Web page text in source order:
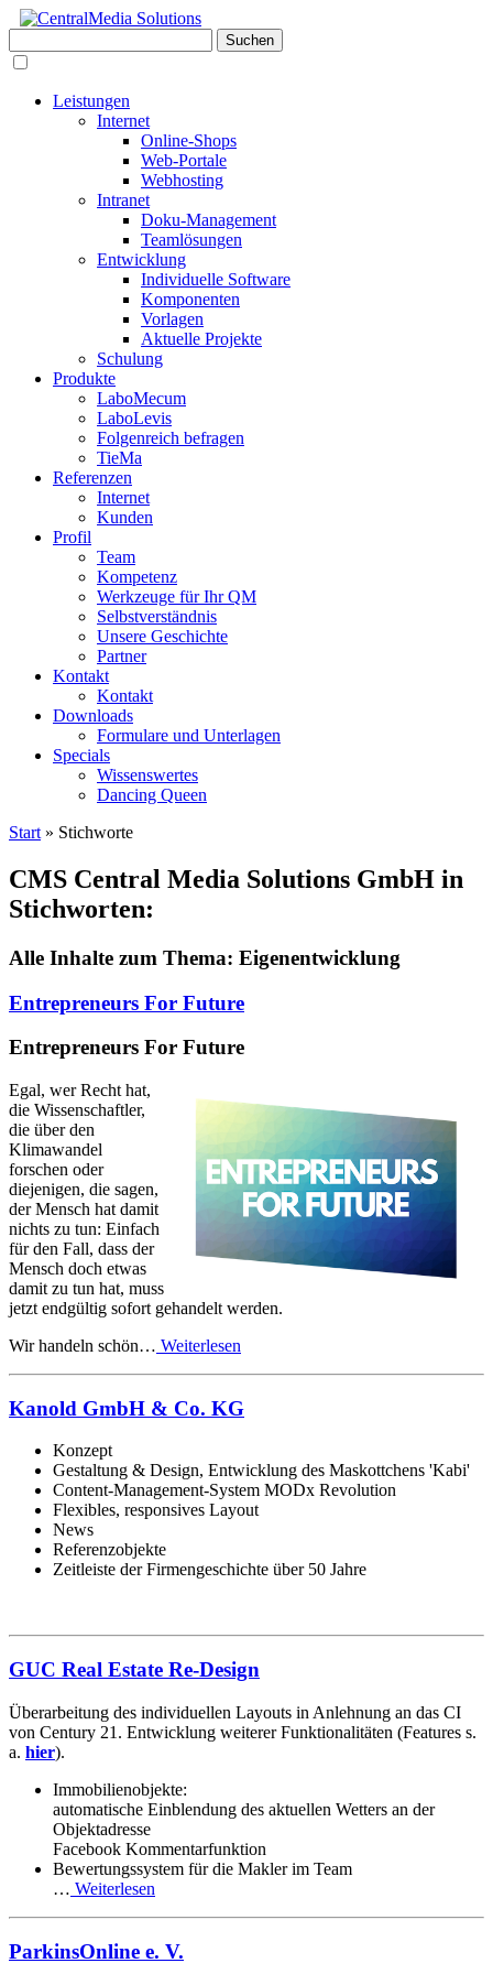
Leistungen
Internet
Online-Shops
Web-Portale
Webhosting
Intranet
Doku-Management
Teamlösungen
Entwicklung
Individuelle Software
Komponenten
Vorlagen
Aktuelle Projekte
Schulung
Produkte
LaboMecum
LaboLevis
Folgenreich befragen
TieMa
Referenzen
Internet
Kunden
Profil
Team
Kompetenz
Werkzeuge für Ihr QM
Selbstverständnis
Unsere Geschichte
Partner
Kontakt
Kontakt
Downloads
Formulare und Unterlagen
Specials
Wissenswertes
Dancing Queen
Start » Stichworte
CMS Central Media Solutions GmbH in
Stichworten:
Alle Inhalte zum Thema: Eigenentwicklung
Entrepreneurs For Future
Entrepreneurs For Future
Egal, wer Recht hat,
die Wissenschaftler,
die über den
Klimawandel
forschen oder
diejenigen, die sagen,
der Mensch hat damit
nichts zu tun: Einfach
für den Fall, dass der
Mensch doch etwas
damit zu tun hat, muss
jetzt endgültig sofort gehandelt werden.
Wir handeln schön… Weiterlesen
Kanold GmbH & Co. KG
Konzept
Gestaltung & Design, Entwicklung des Maskottchens 'Kabi'
Content-Management-System MODx Revolution
Flexibles, responsives Layout
News
Referenzobjekte
Zeitleiste der Firmengeschichte über 50 Jahre
GUC Real Estate Re-Design
Überarbeitung des individuellen Layouts in Anlehnung an das CI
von Century 21. Entwicklung weiterer Funktionalitäten (Features s.
a. hier).
Immobilienobjekte:
automatische Einblendung des aktuellen Wetters an der
Objektadresse
Facebook Kommentarfunktion
Bewertungssystem für die Makler im Team
… Weiterlesen
ParkinsOnline e. V.